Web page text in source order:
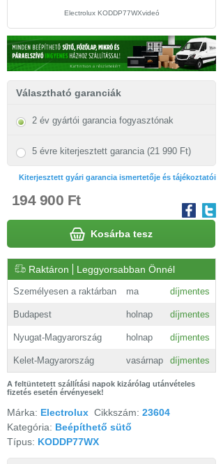
Electrolux KODDP77WXvideó
Választható garanciák
2 év gyártói garancia fogyasztónak
5 évre kiterjesztett garancia (21 990 Ft)
Kiterjesztett gyári garancia ismertetője és tájékoztatói
194 900 Ft
Kosárba tesz
Raktáron Leggyorsabban Önnél
Személyesen a raktárban ma díjmentes
Budapest holnap díjmentes
Nyugat-Magyarország holnap díjmentes
Kelet-Magyarország vasárnap díjmentes
A feltüntetett szállítási napok kizárólag utánvételes
fizetés esetén érvényesek!
Márka: Electrolux Cikkszám: 23604
Kategória: Beépíthető sütő
Típus: KODDP77WX